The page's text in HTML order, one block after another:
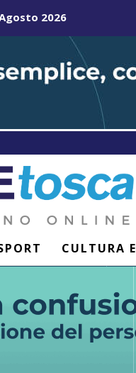
2026
CULTURA